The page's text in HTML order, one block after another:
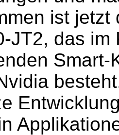
ist
JT2, das im